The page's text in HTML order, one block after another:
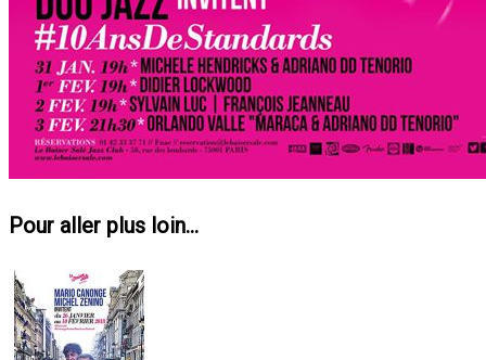
Pour aller plus loin...